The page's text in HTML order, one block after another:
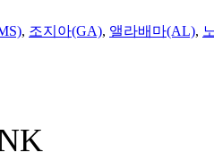
, 조지아(GA), 앨라배마(AL),